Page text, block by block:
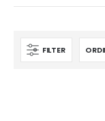
FILTER